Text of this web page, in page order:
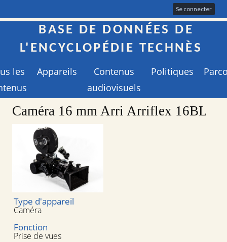
Se connecter
BASE DE DONNÉES DE
L'ENCYCLOPÉDIE TECHNÈS
les
Appareils
Contenus
audiovisuels
Politiques
Caméra 16 mm Arri Arriflex 16BL
Type d'appareil
Caméra
Fonction
Prise de vues